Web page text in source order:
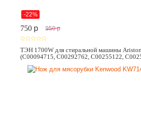
-22%
750 p 950 p
ТЭН 1700W для стиральной машины
(C00094715, C00292762, C00255122,